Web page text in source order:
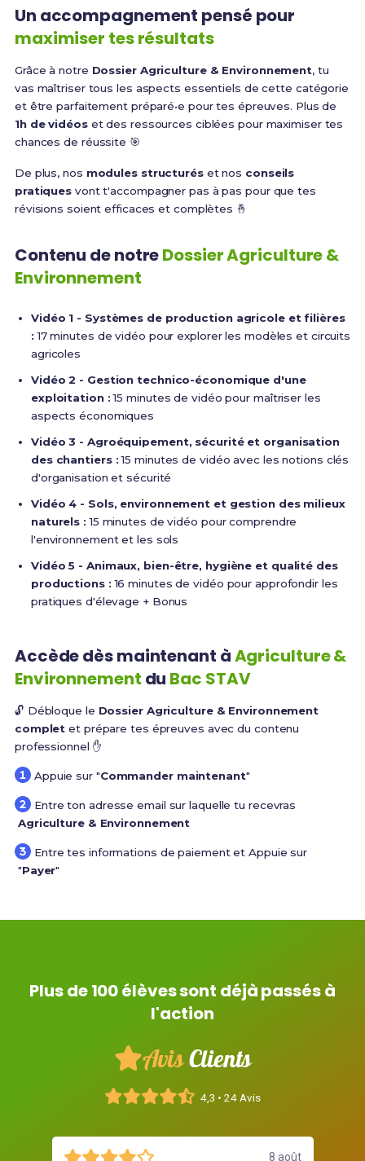
Un accompagnement pensé pour
maximiser tes résultats
Grâce à notre Dossier Agriculture & Environnement, tu
vas maîtriser tous les aspects essentiels de cette catégorie
et être parfaitement préparé•e pour tes épreuves. Plus de
1h de vidéoset des ressources ciblées pour maximiser tes
chances de réussite 🎯
De plus, nos modules structuréset nos conseils
pratiques vont t'accompagner pas à pas pour que tes
révisions soient efficaces et complètes 🤞
Contenu de notreDossier Agriculture &
Environnement
Vidéo 1 - Systèmes de production agricole et filières
: 17 minutes de vidéo pour explorer les modèles et circuits
agricoles
Vidéo 2 - Gestion technico-économique d'une
exploitation :15 minutes de vidéo pour maîtriser les
aspects économiques
Vidéo 3 - Agroéquipement, sécurité et organisation
des chantiers :15 minutes de vidéo avec les notions clés
d'organisation et sécurité
Vidéo 4 - Sols, environnement et gestion des milieux
naturels : 15 minutes de vidéo pour comprendre
l'environnement et les sols
Vidéo 5 - Animaux, bien-être, hygiène et qualité des
productions : 16 minutes de vidéo pour approfondir les
pratiques d'élevage + Bonus
Accède dès maintenant àAgriculture &
Environnement du Bac STAV
🔓 Débloque le Dossier Agriculture & Environnement
complet et prépare tes épreuves avec du contenu
professionnel ✋
Appuie sur "Commander maintenant"
Entre ton adresse email sur laquelle tu recevras
Agriculture & Environnement
Entre tes informations de paiement et Appuie sur
"Payer"
Plus de 100 élèves sont déjà passés à
l'action
AvisClients
4,3 • 24 Avis
8 août